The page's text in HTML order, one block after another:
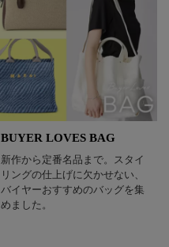
BUYER LOVES BAG
新作から定番名品まで。スタイ
リングの仕上げに欠かせない、
バイヤーおすすめのバッグを集
めました。